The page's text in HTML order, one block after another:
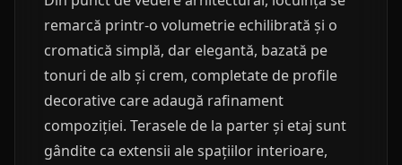
remarcă printr-o volumetrie echilibrată și o
cromatică simplă, dar elegantă, bazată pe
tonuri de alb și crem, completate de profile
decorative care adaugă rafinament
compoziției. Terasele de la parter și etaj sunt
gândite ca extensii ale spațiilor interioare,